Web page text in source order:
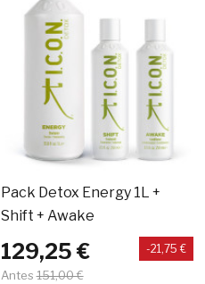
Pack Detox Energy 1L +
Shift + Awake
129,25 €
Antes 151,00 €
-21,75 €